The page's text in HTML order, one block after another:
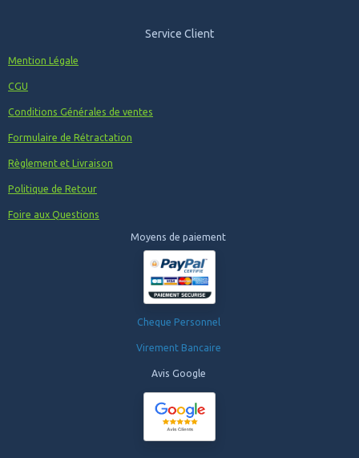
Service Client
Mention Légale
CGU
Conditions Générales de ventes
Formulaire de Rétractation
Règlement et Livraison
Politique de Retour
Foire aux Questions
Moyens de paiement
Cheque Personnel
Virement Bancaire
Avis Google